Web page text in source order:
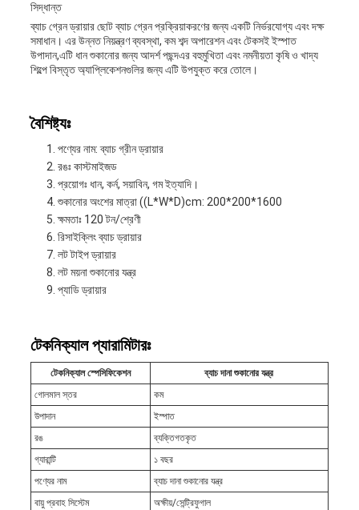
সিদ্ধান্ত
ব্যাচ গ্রেন ড্রায়ার ছোট ব্যাচ গ্রেন প্রক্রিয়াকরণের জন্য একটি নির্ভরযোগ্য এবং দক্ষ
সমাধান। এর উন্নত নিয়ন্ত্রণ ব্যবস্থা, কম শব্দ অপারেশন এবং টেকসই ইস্পাত
উপাদান,এটি ধান শুকানোর জন্য আদর্শ পছন্দএর বহুমুখিতা এবং নমনীয়তা কৃষি ও খাদ্য
শিল্পে বিস্তৃত অ্যাপ্লিকেশনগুলির জন্য এটি উপযুক্ত করে তোলে।
বৈশিষ্ট্যঃ
পণ্যের নাম: ব্যাচ গ্রীন ড্রায়ার
রঙঃ কাস্টমাইজড
প্রয়োগঃ ধান, কর্ন, সয়াবিন, গম ইত্যাদি।
শুকানোর অংশের মাত্রা ((L*W*D)cm: 200*200*1600
ক্ষমতাঃ 120 টন/শ্রেণী
রিসাইক্লিং ব্যাচ ড্রায়ার
লট টাইপ ড্রায়ার
লট ময়না শুকানোর যন্ত্র
প্যাডি ড্রায়ার
টেকনিক্যাল প্যারামিটারঃ
টেকনিক্যাল স্পেসিফিকেশন
ব্যাচ দানা শুকানোর যন্ত্র
গোলমাল স্তর
কম
উপাদান
ইস্পাত
রঙ
ব্যক্তিগতকৃত
গ্যারান্টি
১ বছর
পণ্যের নাম
ব্যাচ দানা শুকানোর যন্ত্র
বায়ু প্রবাহ সিস্টেম
অক্ষীয়/সেন্ট্রিফুগাল